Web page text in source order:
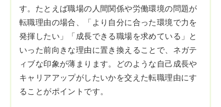
す。たとえば職場の人間関係や労働環境の問題が
転職理由の場合、「より自分に合った環境で力を
発揮したい」「成長できる職場を求めている」と
いった前向きな理由に置き換えることで、ネガテ
ィブな印象が薄まります。どのような自己成長や
キャリアアップがしたいかを交えた転職理由にす
ることがポイントです。